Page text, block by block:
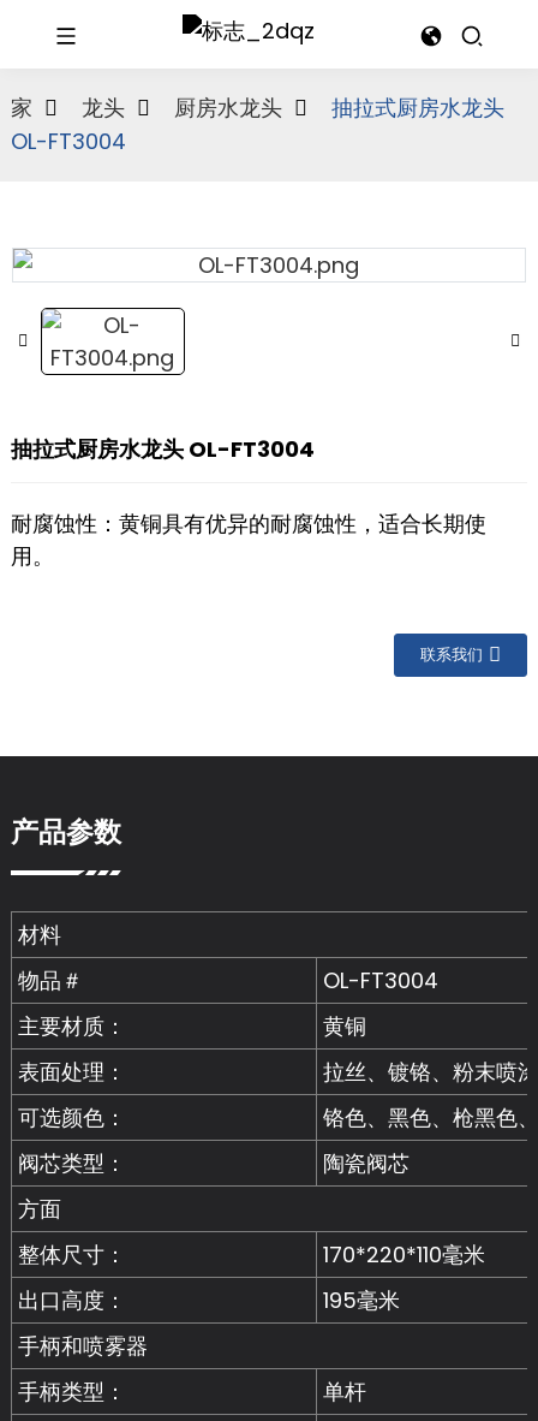
家 龙头 厨房水龙头
抽拉式厨房水龙头
OL-FT3004
抽拉式厨房水龙头 OL-FT3004
耐腐蚀性：黄铜具有优异的耐腐蚀性，适合长期使
用。
联系我们
产品参数
材料
物品＃
OL-FT3004
主要材质：
黄铜
表面处理：
拉丝、镀铬、粉末喷涂
可选颜色：
铬色、黑色、枪黑色
阀芯类型：
陶瓷阀芯
方面
整体尺寸：
170*220*110毫米
出口高度：
195毫米
手柄和喷雾器
手柄类型：
单杆